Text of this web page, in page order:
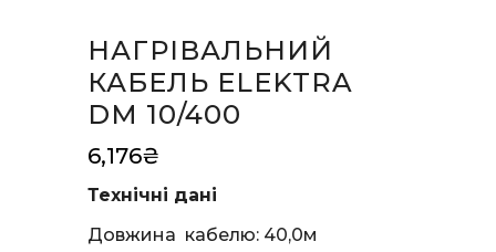
НАГРІВАЛЬНИЙ
КАБЕЛЬ ELEKTRA
DM 10/400
6,176₴
Технічні дані
Довжина кабелю: 40,0м